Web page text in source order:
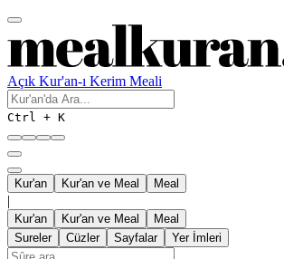
Açık Kur'an-ı Kerim Meali
Ctrl + K
Kur'an Kur'an ve Meal Meal
|
Kur'an Kur'an ve Meal
Meal
Sureler
Cüzler Sayfalar Yer İmleri